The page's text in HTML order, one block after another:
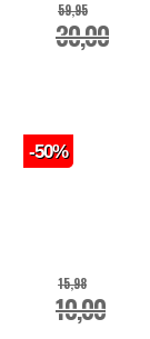
30,00
59,95
10,00
15,98
-50%